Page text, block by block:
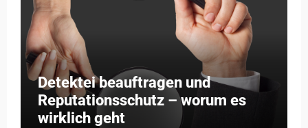
Detektei beauftragen und
Reputationsschutz – worum es
wirklich geht